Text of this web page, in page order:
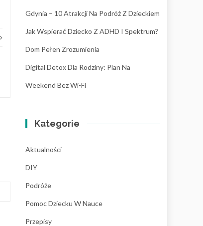
Gdynia – 10 Atrakcji Na Podróż Z Dzieckiem
Jak Wspierać Dziecko Z ADHD I Spektrum?
Dom Pełen Zrozumienia
Digital Detox Dla Rodziny: Plan Na
Weekend Bez Wi-Fi
Kategorie
Aktualności
DIY
Podróże
Pomoc Dziecku W Nauce
Przepisy